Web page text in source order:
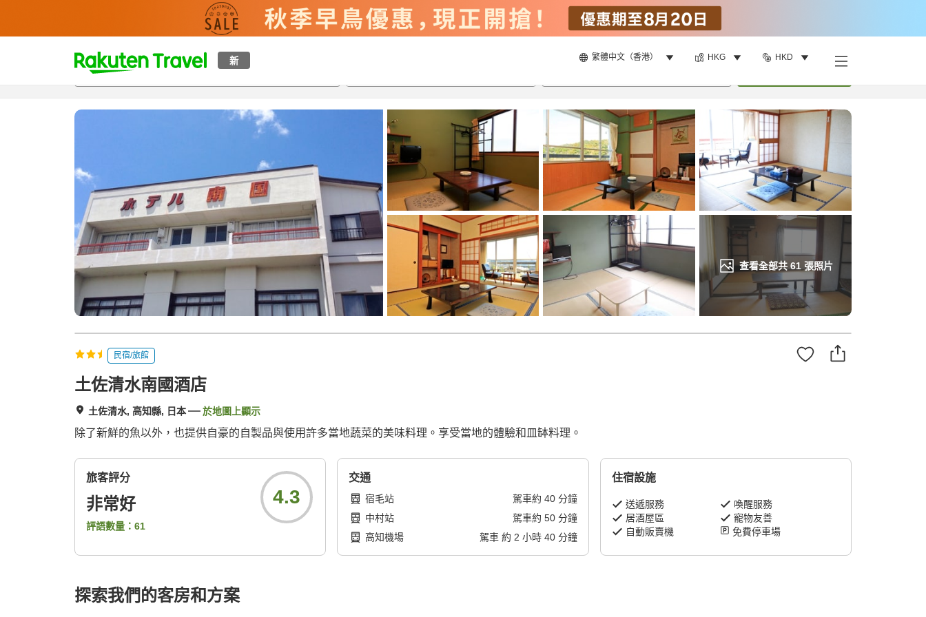
新 繁體中文（香港） HKG HKD
t
p
a
s
e
c
h
查看全部共 61張照片
概覽房間及住宿方案 評價設施
民宿/旅館
土佐清水南國酒店
土佐清水, 高知縣, 日本 於地圖上顯示
除了新鮮的魚以外，也提供自豪的自製品與使用許多當地蔬菜的美味料理。享受當地的體驗和皿缽料理。
旅客評分
非常好
評語數量： 61
4.3
交通
宿毛站 駕車約 40分鐘
中村站
駕車約 50分鐘
高知機場
駕車約 2 小時 40分鐘
住宿設施
送遞服務
喚醒服務
居酒屋區
寵物友善
自動販賣機
免費停車場
探索我們的客房和方案